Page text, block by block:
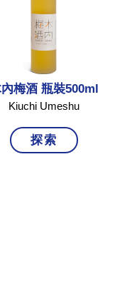
梅酒 瓶裝500ml
Kiuchi Umeshu
探索